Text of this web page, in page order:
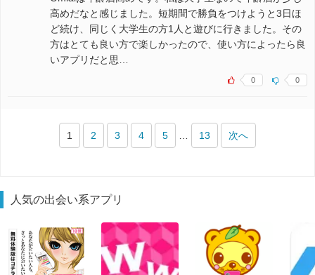
高めだなと感じました。短期間で勝負をつけようと3日ほ
ど続け、同じく大学生の方1人と遊びに行きました。その
方はとても良い方で楽しかったので、使い方によったら良
いアプリだと思…
0 0
1 2 3 4 5 … 13 次へ
人気の出会い系アプリ